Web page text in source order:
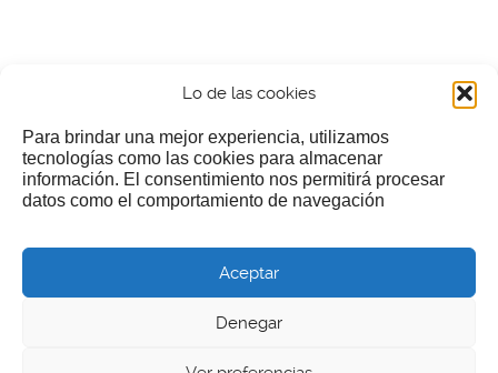
Lo de las cookies
Para brindar una mejor experiencia, utilizamos
tecnologías como las cookies para almacenar
información. El consentimiento nos permitirá procesar
datos como el comportamiento de navegación
Aceptar
Denegar
¿Nos invitas a un cafecillo?
Si te gusta nuestra web puedes echar limosna a estos